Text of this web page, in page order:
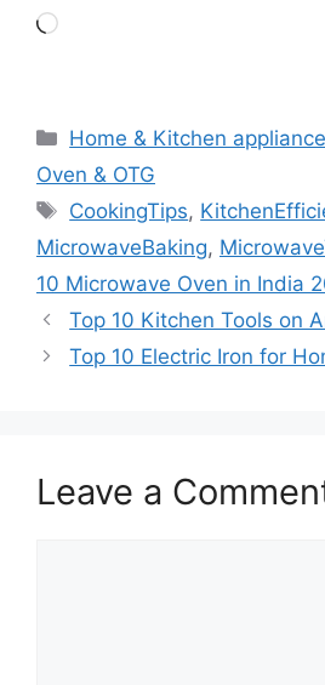
Loading…
Categories
Home & Kitchen
Oven & OTG
Tags
CookingTips,
MicrowaveBaking,
10 Microwave Oven in India
Top 10 Kitchen Tools on
Top 10 Electric Iron for
Leave a